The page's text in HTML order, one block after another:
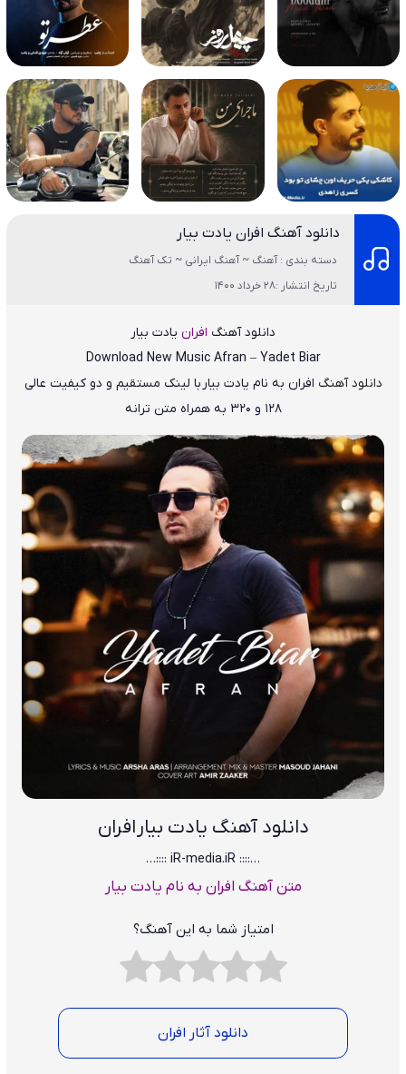
دانلود آهنگ افران یادت بیار
دسته بندی : آهنگ ~ آهنگ ایرانی ~ تک آهنگ
تاریخ انتشار :28 خرداد 1400
دانلود آهنگ افران یادت بیار
Download New MusicAfran – Yadet Biar
دانلود آهنگ افران به نام یادت بیار با لینک مستقیم و دو کیفیت عالی
۱۲۸ و ۳۲۰ به همراه متن ترانه
دانلود آهنگ یادت بیار افران
…:::: iR-media.iR ::::…
متن آهنگ افران به نام یادت بیار
امتیاز شما به این آهنگ؟
دانلود آثار افران